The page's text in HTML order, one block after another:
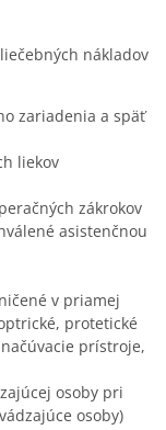
nákladov
zariadenia a späť
liekov
zákrokov
asistenčnou
v priamej
protetické
prístroje,
osoby pri
osoby)